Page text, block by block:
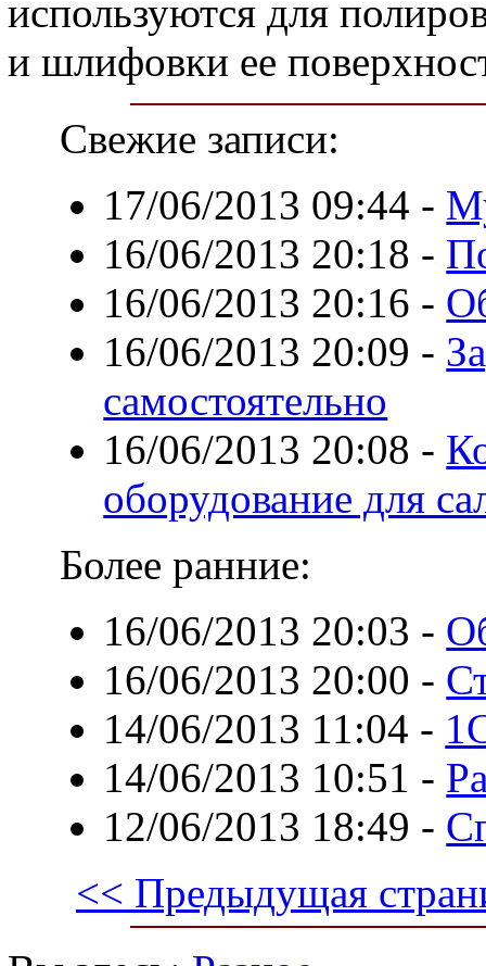
используются для
и шлифовки ее
Свежие записи:
17/06/2013 09:44 -
16/06/2013 20:18 -
16/06/2013 20:16 -
16/06/2013 20:09 -
самостоятельно
16/06/2013 20:08 -
оборудование для
Более ранние:
16/06/2013 20:03 -
16/06/2013 20:00 -
14/06/2013 11:04 -
14/06/2013 10:51 -
12/06/2013 18:49 -
<< Предыдущая